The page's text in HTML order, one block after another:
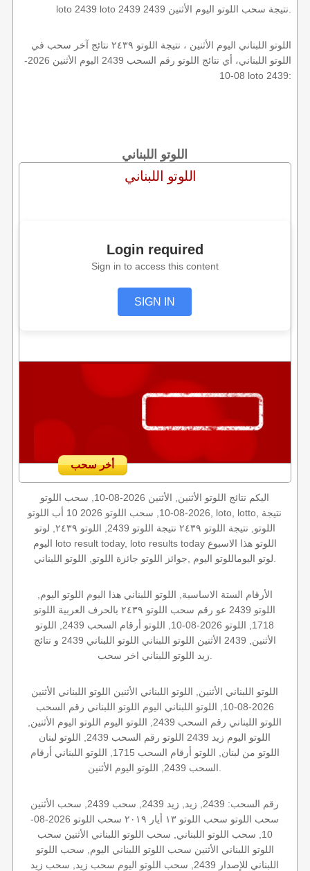
اللوتو اللبناني اليوم الأثنين ، نتيجة اللوتو ٢٤٣٩ نتائج آخر سحب في
اللوتو اللبناني، أي نتائج اللوتو رقم السحب 2439 اليوم الأثنين 2026-
08-10 loto 2439:
اللوتو اللبناني
اللوتو اللبناني
Login required
Sign in to access this content
SIGN IN
أخر سحب
اليكم نتائج اللوتو الأثنين, الأثنين 2026-08-10, سحب اللوتو
2026-08-10, سحب اللوتو 2026 10 أب اللوتو, loto, lotto, نتيجة
اللوتو, نتيجة اللوتو ٢٤٣٩ نتيجة اللوتو 2439, اللوتو ٢٤٣٩, لوتو
اليوم loto result today, loto results today اللوتو هذا الاسبوع
الأرقام الستة الاساسية, اللوتو اللبناني هذا اليوم اللوتو اليوم,
اللوتو 2439 عو رقم سحب اللوتو ٢٤٣٩ بالحرف العربية اللوتو
1718, اللوتو 2026-08-10, اللوتو أرقام السحب 2439, اللوتو
الأثنين, 2439 الأثنين اللوتو اللبناني اللوتو اللبناني 2439 و نتائج
اللوتو اللبناني الأثنين, اللوتو اللبناني الأثنين اللوتو اللبناني الأثنين
2026-08-10, اللوتو اللبناني اليوم اللوتو اللبناني رقم السحب
اللوتو اللبناني رقم السحب 2439, اللوتو اليوم اللوتو اليوم الأثنين,
اللوتو اليوم زيد 2439 اللوتو رقم السحب 2439, اللوتو لبنان
اللوتو من لبنان, اللوتو أرقام السحب 1715, اللوتو اللبناني أرقام
رقم السحب: 2439, زيد, زيد 2439, سحب 2439, سحب الأثنين
سحب اللوتو سحب اللوتو ١٣ أيار ٢٠١٩ سحب اللوتو 2026-08-
10, سحب اللوتو اللبناني, سحب اللوتو اللبناني الأثنين سحب
اللوتو اللبناني الأثنين سحب اللوتو اللبناني اليوم, سحب اللوتو
اللبناني للإصدار 2439, سحب اللوتو اليوم سحب زيد, سحب زيد